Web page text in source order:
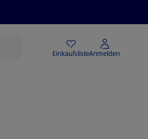
EinkaufslisteAnmelden